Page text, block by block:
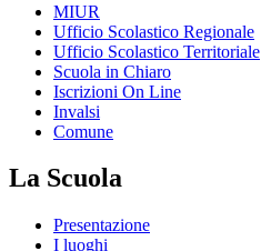
MIUR
Ufficio Scolastico Regionale
Ufficio Scolastico Territoriale
Scuola in Chiaro
Iscrizioni On Line
Invalsi
Comune
La Scuola
Presentazione
I luoghi